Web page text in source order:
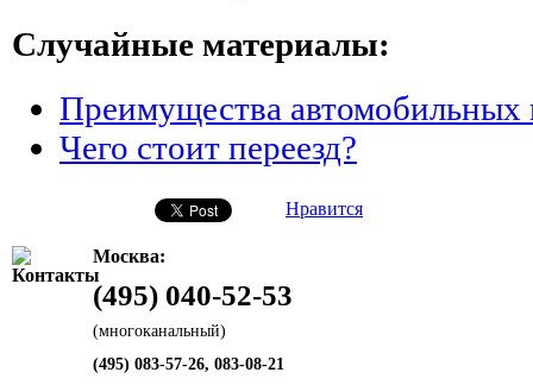
Случайные материалы:
Преимущества автомобильных
Чего стоит переезд?
Нравится
Москва:
(495) 040-52-53
(многоканальный)
(495) 083-57-26, 083-08-21